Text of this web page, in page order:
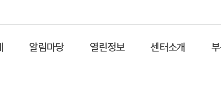
알림마당 열린정보 센터소개